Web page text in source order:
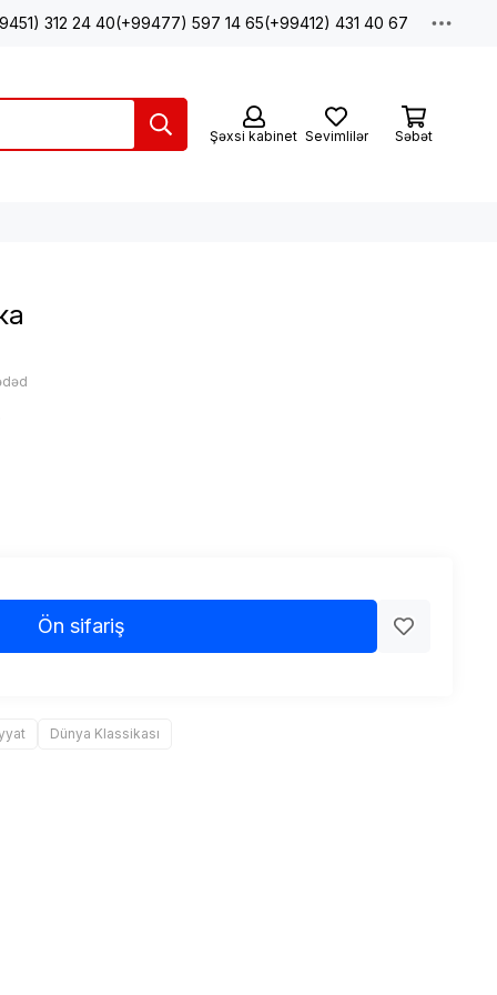
312 24 40(+99477) 597 14 65(+99412) 431 40 67
Şəxsi kabinet Sevimlilər Səbət
Ön sifariş
Dünya Klassikası